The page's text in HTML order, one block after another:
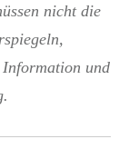
nicht die
Information und